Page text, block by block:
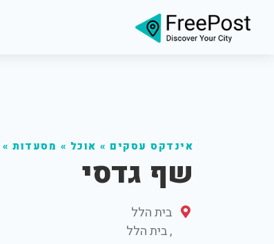
אינדקס עסקים » אוכל » מסעדות »
שף גדסי
בית הלל
,בית הלל